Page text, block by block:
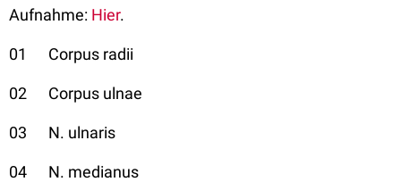
Aufnahme: Hier.
01 Corpus radii
02 Corpus ulnae
03 N. ulnaris
04 N. medianus